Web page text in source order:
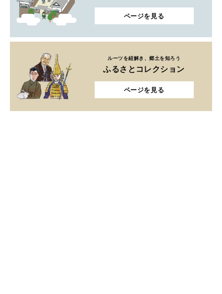
ページを見る
ルーツを紐解き、郷土を知ろう
ふるさとコレクション
ページを見る